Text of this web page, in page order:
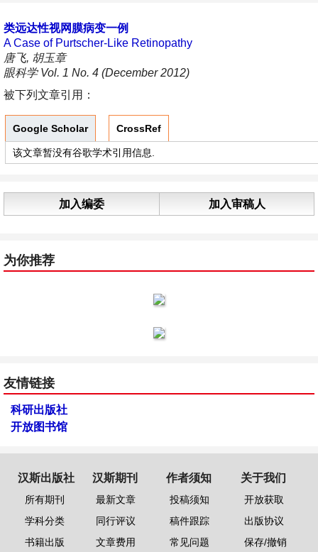
类远达性视网膜病变一例
A Case of Purtscher-Like Retinopathy
唐飞, 胡玉章
眼科学 Vol. 1 No. 4 (December 2012)
被下列文章引用：
Google Scholar CrossRef
该文章暂没有谷歌学术引用信息.
加入编委 加入审稿人
为你推荐
友情链接
科研出版社
开放图书馆
汉斯出版社
所有期刊
学科分类
书籍出版
汉斯期刊
最新文章
同行评议
文章费用
作者须知
投稿须知
稿件跟踪
常见问题
关于我们
开放获取
出版协议
保存/撤销